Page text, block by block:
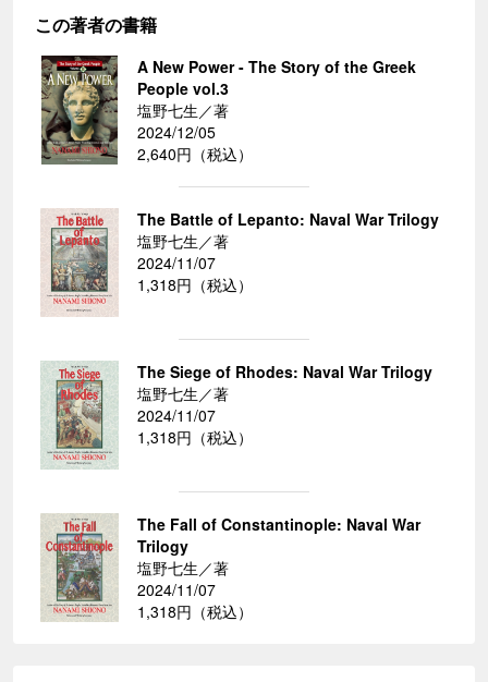
この著者の書籍
A New Power - The Story of the Greek
People vol.3
塩野七生／著
2024/12/05
2,640円（税込）
The Battle of Lepanto: Naval War Trilogy
塩野七生／著
2024/11/07
1,318円（税込）
The Siege of Rhodes: Naval War Trilogy
塩野七生／著
2024/11/07
1,318円（税込）
The Fall of Constantinople: Naval War
Trilogy
塩野七生／著
2024/11/07
1,318円（税込）